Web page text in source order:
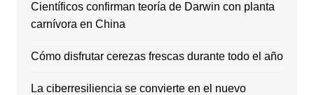
Científicos confirman teoría de Darwin con planta
carnívora en China
Cómo disfrutar cerezas frescas durante todo el año
La ciberresiliencia se convierte en el nuevo